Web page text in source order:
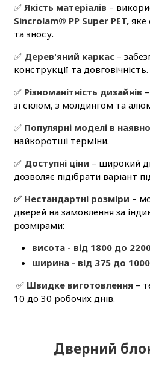
✅ Якість матеріалів –
Sincrolam® PP Super PET,яке
та зносу.
✅ Дерев'яний каркас–
конструкції та довговічність.
✅ Різноманітність дизайнів
зі склом, з молдингом та
✅ Популярні моделі в
найкоротші терміни.
✅ Доступні ціни – широкий
дозволяє підібрати варіант
✅ Нестандартні розміри –
дверей на замовлення за
розмірами:
висота - від 1800 до
ширина - від 375 до
✅ Швидке виготовлення –
10 до 30 робочих днів.
Дверний